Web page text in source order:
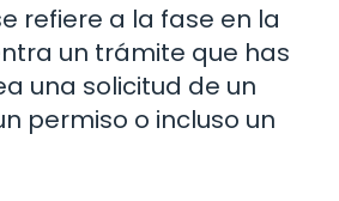
refiere a la fase en la
un trámite que has
una solicitud de un
permiso o incluso un